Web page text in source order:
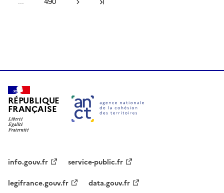
RÉPUBLIQUE
FRANÇAISE
info.gouv.fr
service-public.fr
legifrance.gouv.fr
data.gouv.fr